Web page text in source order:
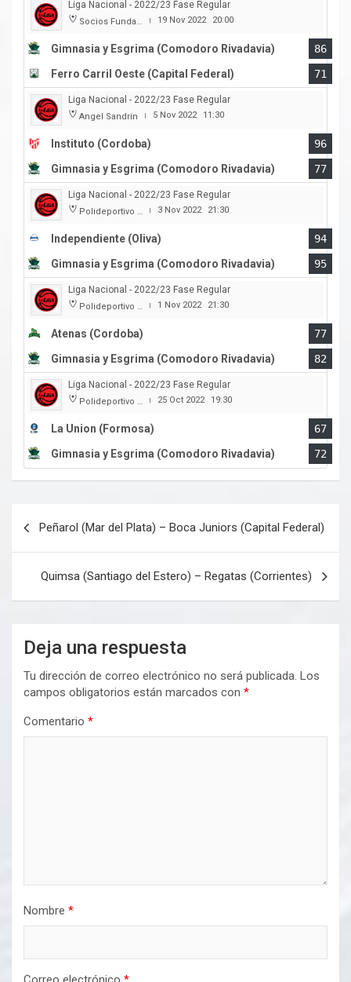
Liga Nacional - 2022/23 Fase Regular
Socios Fundadores | 19 Nov 2022 20:00
Gimnasia y Esgrima (Comodoro Rivadavia)
86
Ferro Carril Oeste (Capital Federal)
71
Liga Nacional - 2022/23 Fase Regular
Angel Sandrín | 5 Nov 2022 11:30
Instituto (Cordoba)
96
Gimnasia y Esgrima (Comodoro Rivadavia)
77
Liga Nacional - 2022/23 Fase Regular
Polideportivo Independiente | 3 Nov 2022 21:30
Independiente (Oliva)
94
Gimnasia y Esgrima (Comodoro Rivadavia)
95
Liga Nacional - 2022/23 Fase Regular
Polideportivo Carlos Cerutti | 1 Nov 2022 21:30
Atenas (Cordoba)
77
Gimnasia y Esgrima (Comodoro Rivadavia)
82
Liga Nacional - 2022/23 Fase Regular
Polideportivo Cincuentenario | 25 Oct 2022 19:30
La Union (Formosa)
67
Gimnasia y Esgrima (Comodoro Rivadavia)
72
entradas
Peñarol (Mar del Plata) – Boca Juniors (Capital Federal)
Quimsa (Santiago del Estero) – Regatas (Corrientes)
Deja una respuesta
Tu dirección de correo electrónico no será publicada. Los
campos obligatorios están marcados con *
Comentario *
Nombre *